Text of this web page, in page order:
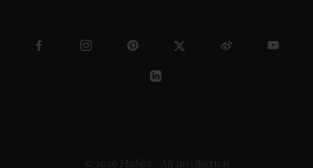
© 2026 Hublot - All intellectual